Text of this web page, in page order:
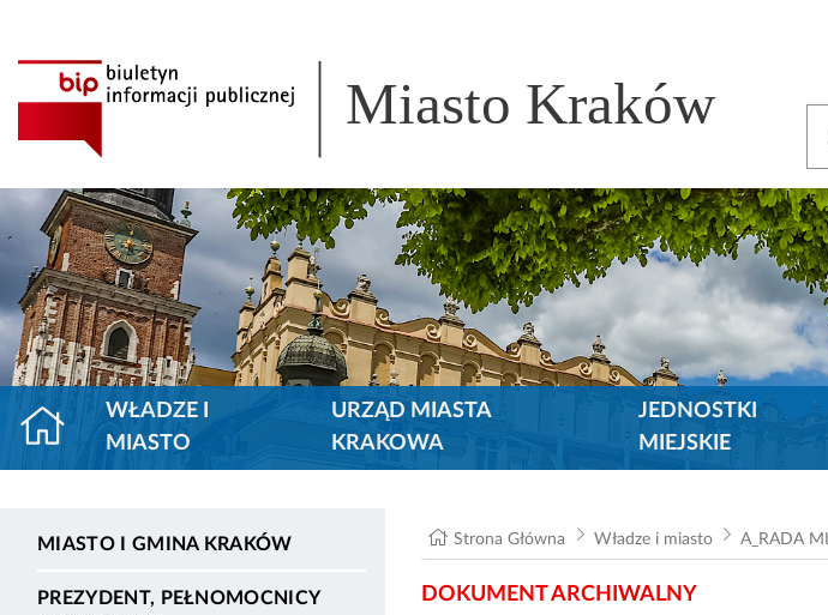
Miasto Kraków
WŁADZE I
MIASTO
URZĄD MIASTA
KRAKOWA
JEDNOSTKI
MIEJSKIE
MIASTO I GMINA KRAKÓW
PREZYDENT, PEŁNOMOCNICY
Strona Główna Władze i miasto A_RADA
DOKUMENT ARCHIWALNY